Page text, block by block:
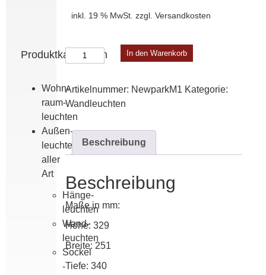
Produktkategorien
Wohn­
raum­
leuchten
Außen­
leuchten
aller
Art
Hänge­
leuchten
Wand­
leuchten
Sockel
-
inkl. 19 % MwSt. zzgl. Versandkosten
Newpark
Modell
Menge
In den Warenkorb
Artikelnummer: NewparkM1 Kategorie:
Wand­leuchten
Beschreibung
Beschreibung
Maße in mm:
Höhe: 329
Breite: 251
Tiefe: 340